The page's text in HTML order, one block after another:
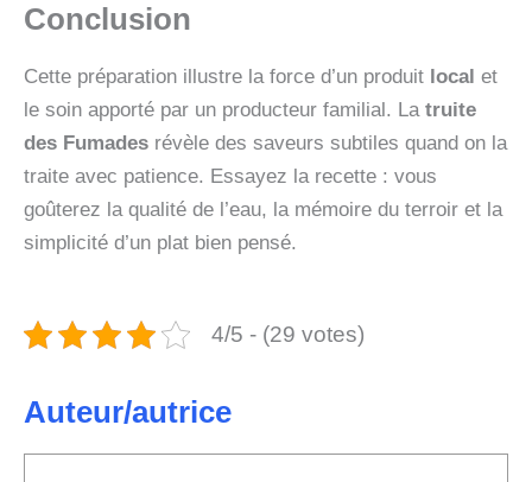
Conclusion
Cette préparation illustre la force d’un produit local et
le soin apporté par un producteur familial. La truite
des Fumades révèle des saveurs subtiles quand on la
traite avec patience. Essayez la recette : vous
goûterez la qualité de l’eau, la mémoire du terroir et la
simplicité d’un plat bien pensé.
4/5 - (29 votes)
Auteur/autrice